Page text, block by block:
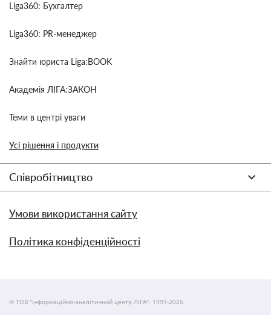
Liga360: Бухгалтер
Liga360: PR-менеджер
Знайти юриста Liga:BOOK
Академія ЛІГА:ЗАКОН
Теми в центрі уваги
Усі рішення і продукти
Співробітництво
Умови використання сайту
Політика конфіденційності
© ТОВ "інформаційно-аналітичний центр ЛІГА", 1991-2026.